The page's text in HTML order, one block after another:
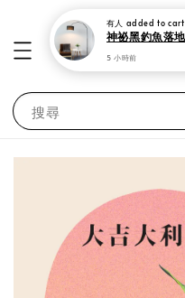
搜尋
有人 added to cart
5 小時前